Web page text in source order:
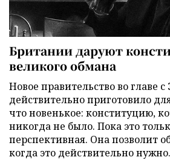
Британии даруют
великого обмана
Новое правительство во главе
действительно приготовило
что новенькое: конституцию,
никогда не было. Пока это
перспективная. Она позволит
когда это действительно нужно.